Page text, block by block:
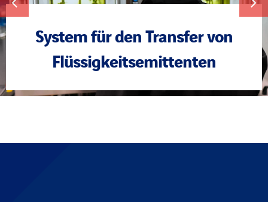
System für den Transfer von
Flüssigkeitsemittenten